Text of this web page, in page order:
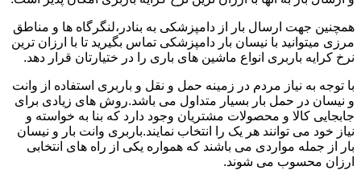
همچنین جهت ارسال بار از دامپزشکی به بنادر،لنگرگاه ها و مناطق
مرزی میتوانید با نیسان بار دامپزشکی تماس بگیرید تا با ارزان ترین
نرخ کرایه باربری انواع ماشین های باری را در ختیارتان قرار دهد.
با توجه به نیاز مردم در زمینه حمل و نقل و باربری استفاده از وانت
و نیسان در حمل بار بسیار متداول می باشد.روش های زیادی برای
جابجایی کالا و محصولات مشتریان وجود دارد که بنا به خواسته و
نیاز خود می توانند هر یک را انتخاب نمایند.باربری وانت بار و نیسان
بار از جمله مواردی می باشند که همواره یکی از راه های انتخابی
ارزان محسوب می شوند.